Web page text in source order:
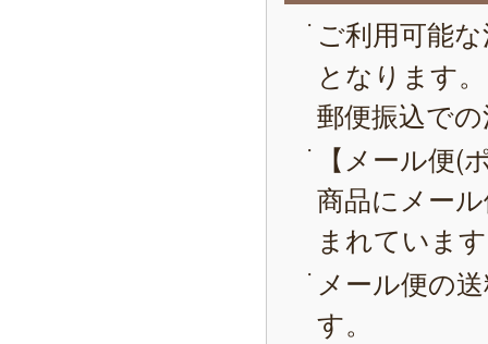
ご利用可能
となります。
郵便振込で
【メール便(
商品にメー
まれていま
メール便の
す。